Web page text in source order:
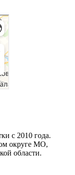
с 2010 года.
округе МО,
области.